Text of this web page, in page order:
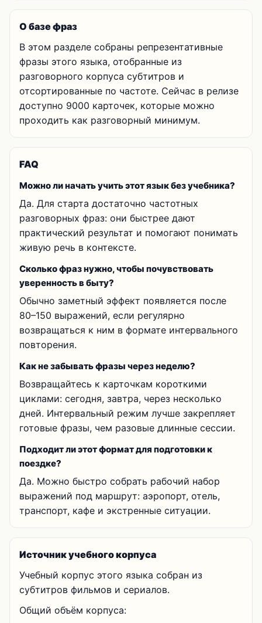
О базе фраз
В этом разделе собраны репрезентативные
фразы этого языка, отобранные из
разговорного корпуса субтитров и
отсортированные по частоте. Сейчас в релизе
доступно 9000 карточек, которые можно
проходить как разговорный минимум.
FAQ
Можно ли начать учить этот язык без учебника?
Да. Для старта достаточно частотных
разговорных фраз: они быстрее дают
практический результат и помогают понимать
живую речь в контексте.
Сколько фраз нужно, чтобы почувствовать
уверенность в быту?
Обычно заметный эффект появляется после
80–150 выражений, если регулярно
возвращаться к ним в формате интервального
повторения.
Как не забывать фразы через неделю?
Возвращайтесь к карточкам короткими
циклами: сегодня, завтра, через несколько
дней. Интервальный режим лучше закрепляет
готовые фразы, чем разовые длинные сессии.
Подходит ли этот формат для подготовки к
поездке?
Да. Можно быстро собрать рабочий набор
выражений под маршрут: аэропорт, отель,
транспорт, кафе и экстренные ситуации.
Источник учебного корпуса
Учебный корпус этого языка собран из
субтитров фильмов и сериалов.
Общий объём корпуса: